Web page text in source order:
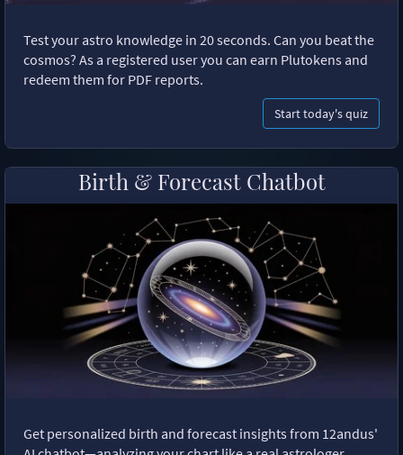
Test your astro knowledge in 20 seconds. Can you beat the
cosmos? As a registered user you can earn Plutokens and
redeem them for PDF reports.
Start today's quiz
Birth & Forecast Chatbot
Get personalized birth and forecast insights from 12andus'